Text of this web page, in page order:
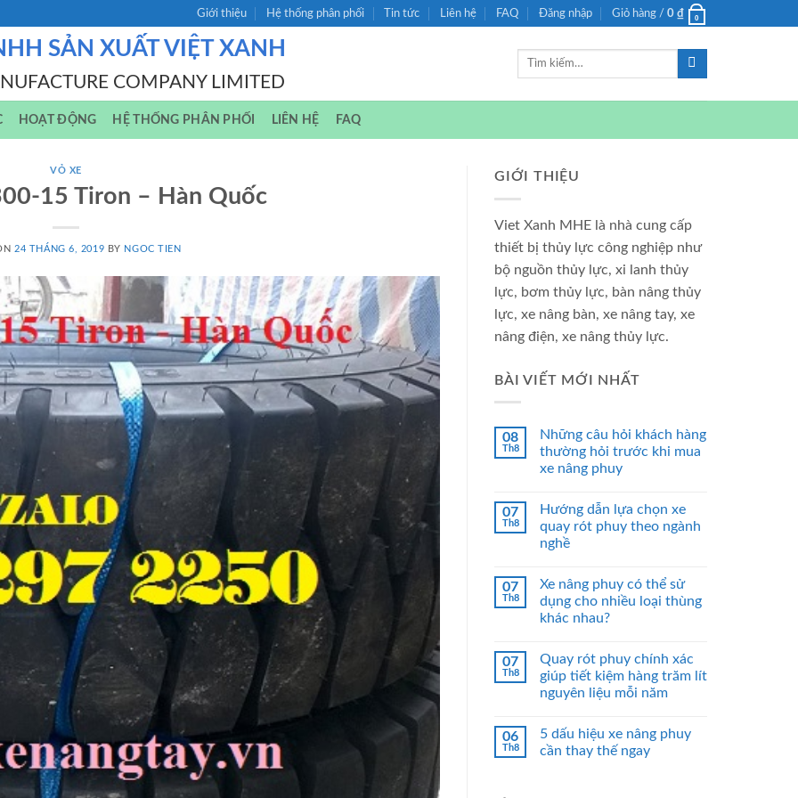
Giới thiệu Hệ thống phân phối Tin tức Liên hệ FAQ Đăng nhập Giỏ hàng / 0 ₫ 0
SẢN XUẤT VIỆT XANH
COMPANY LIMITED
Tìm
HOẠT ĐỘNG HỆ THỐNG PHÂN PHỐI LIÊN HỆ FAQ
VỎ XE
15 Tiron – Hàn Quốc
24 THÁNG 6, 2019 BY NGOC TIEN
GIỚI THIỆU
Viet Xanh MHE là nhà cung cấp
thiết bị thủy lực công nghiệp như
bộ nguồn thủy lực, xi lanh thủy
lực, bơm thủy lực, bàn nâng thủy
lực, xe nâng bàn, xe nâng tay, xe
nâng điện, xe nâng thủy lực.
BÀI VIẾT MỚI NHẤT
08
Th8
Những câu hỏi khách hàng
thường hỏi trước khi mua
xe nâng phuy
07
Th8
Hướng dẫn lựa chọn xe
quay rót phuy theo ngành
nghề
07
Th8
Xe nâng phuy có thể sử
dụng cho nhiều loại thùng
khác nhau?
07
Th8
Quay rót phuy chính xác
giúp tiết kiệm hàng trăm lít
nguyên liệu mỗi năm
06
Th8
5 dấu hiệu xe nâng phuy
cần thay thế ngay